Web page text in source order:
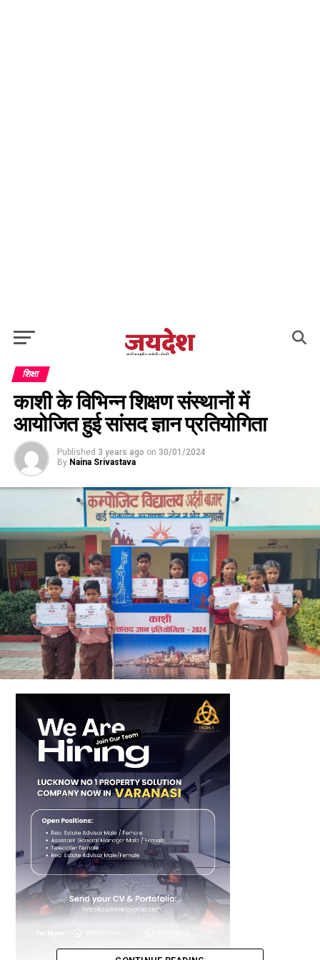
शिक्षा
काशी के विभिन्न शिक्षण संस्थानों में
आयोजित हुई सांसद ज्ञान प्रतियोगिता
Published 3 years ago on 30/01/2024
By Naina Srivastava